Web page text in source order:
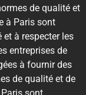
de qualité et
à Paris sont
à respecter les
entreprises de
à fournir des
de qualité et de